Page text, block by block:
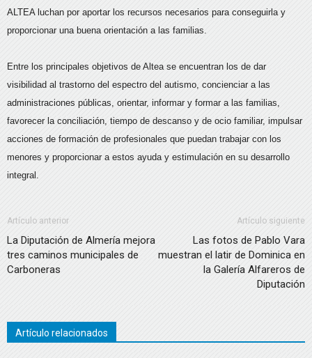
ALTEA luchan por aportar los recursos necesarios para conseguirla y
proporcionar una buena orientación a las familias.
Entre los principales objetivos de Altea se encuentran los de dar
visibilidad al trastorno del espectro del autismo, concienciar a las
administraciones públicas, orientar, informar y formar a las familias,
favorecer la conciliación, tiempo de descanso y de ocio familiar, impulsar
acciones de formación de profesionales que puedan trabajar con los
menores y proporcionar a estos ayuda y estimulación en su desarrollo
integral.
Artículo anterior
La Diputación de Almería mejora
tres caminos municipales de
Carboneras
Artículo siguiente
Las fotos de Pablo Vara
muestran el latir de Dominica en
la Galería Alfareros de
Diputación
Artículo relacionados